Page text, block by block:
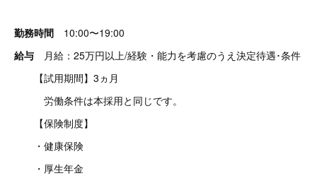
勤務時間 10:00〜19:00
給与 月給：25万円以上/経験・能力を考慮のうえ決定待遇･条件
【試用期間】3ヵ月
労働条件は本採用と同じです。
【保険制度】
・健康保険
・厚生年金